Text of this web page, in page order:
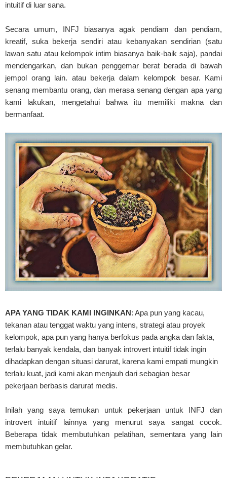
intuitif di luar sana.
Secara umum, INFJ biasanya agak pendiam dan pendiam,
kreatif, suka bekerja sendiri atau kebanyakan sendirian (satu
lawan satu atau kelompok intim biasanya baik-baik saja), pandai
mendengarkan, dan bukan penggemar berat berada di bawah
jempol orang lain. atau bekerja dalam kelompok besar. Kami
senang membantu orang, dan merasa senang dengan apa yang
kami lakukan, mengetahui bahwa itu memiliki makna dan
bermanfaat.
APA YANG TIDAK KAMI INGINKAN: Apa pun yang kacau,
tekanan atau tenggat waktu yang intens, strategi atau proyek
kelompok, apa pun yang hanya berfokus pada angka dan fakta,
terlalu banyak kendala, dan banyak introvert intuitif tidak ingin
dihadapkan dengan situasi darurat, karena kami empati mungkin
terlalu kuat, jadi kami akan menjauh dari sebagian besar
pekerjaan berbasis darurat medis.
Inilah yang saya temukan untuk pekerjaan untuk INFJ dan
introvert intuitif lainnya yang menurut saya sangat cocok.
Beberapa tidak membutuhkan pelatihan, sementara yang lain
membutuhkan gelar.